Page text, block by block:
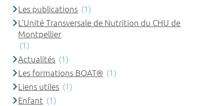
Les publications (1)
L'Unité Transversale de Nutrition du CHU de
Montpellier
(1)
Actualités (1)
Les formations BOAT® (1)
Liens utiles (1)
Enfant (1)